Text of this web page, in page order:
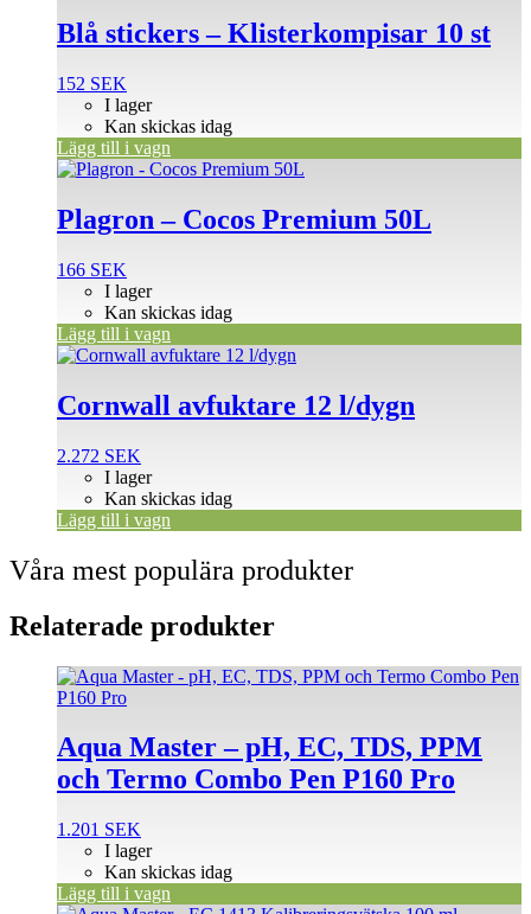
Blå stickers – Klisterkompisar 10 st
152 SEK
I lager
Kan skickas idag
Lägg till i vagn
Plagron – Cocos Premium 50L
166 SEK
I lager
Kan skickas idag
Lägg till i vagn
Cornwall avfuktare 12 l/dygn
2.272 SEK
I lager
Kan skickas idag
Lägg till i vagn
Våra mest populära produkter
Relaterade produkter
Aqua Master – pH, EC, TDS, PPM
och Termo Combo Pen P160 Pro
1.201 SEK
I lager
Kan skickas idag
Lägg till i vagn